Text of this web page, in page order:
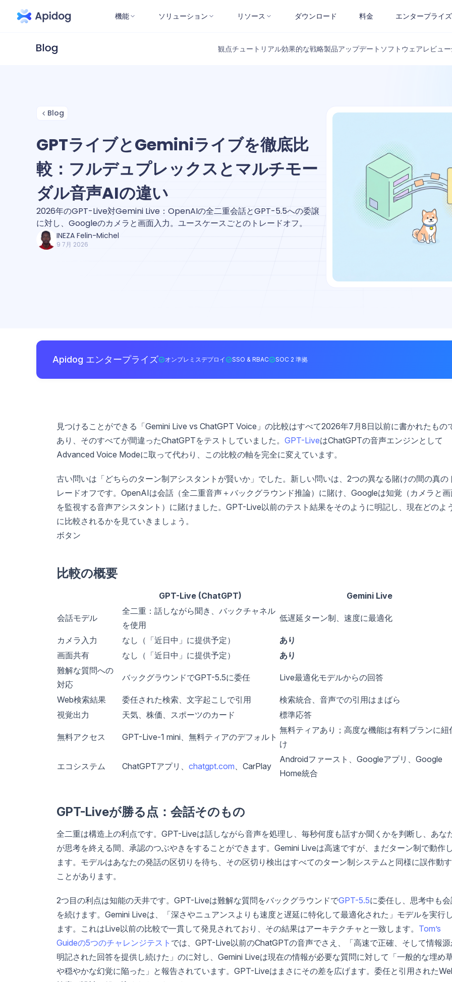
機能 ソリューション リソース ダウンロード 料金 エンタープライズ
観点チュートリアル効果的な戦略製品アップデート ソフトウェアレビュー
Blog
GPTライブとGeminiライブを徹底比
較：フルデュプレックスとマルチモー
ダル音声AIの違い
2026年のGPT-Live対Gemini Live：OpenAIの全二重会話とGPT-5.5への委譲
に対し、Googleのカメラと画面入力。ユースケースごとのトレードオフ。
INEZA Felin-Michel
9 7月 2026
Apidog エンタープライズ オンプレミスデプロイ SSO & RBAC SOC 2 準拠
見つけることができる「Gemini Live vs ChatGPT Voice」の比較はすべて2026年7月8日以前に書かれたもの
あり、そのすべてが間違ったChatGPTをテストしていました。 GPT-LiveはChatGPTの音声エンジンとして
Advanced Voice Modeに取って代わり、この比較の軸を完全に変えています。
古い問いは「どちらのターン制アシスタントが賢いか」でした。新しい問いは、2つの異なる賭けの間の真の
レードオフです。OpenAIは会話（全二重音声＋バックグラウンド推論）に賭け、Googleは知覚（カメラと
を監視する音声アシスタント）に賭けました。GPT-Live以前のテスト結果をそのように明記し、現在どのよ
に比較されるかを見ていきましょう。
ボタン
比較の概要
GPT-Live (ChatGPT) Gemini Live
会話モデル
全二重：話しながら聞き、バックチャネル
を使用
低遅延ターン制、速度に最適化
カメラ入力 なし（「近日中」に提供予定）
あり
画面共有
なし（「近日中」に提供予定）
あり
難解な質問への
対応
バックグラウンドでGPT-5.5に委任 Live最適化モデルからの回答
Web検索結果 委任された検索、文字起こしで引用
検索統合、音声での引用はまばら
視覚出力
天気、株価、スポーツのカード 標準応答
無料アクセス GPT-Live-1 mini、無料ティアのデフォルト
無料ティアあり；高度な機能は有料プランに紐
け
エコシステム ChatGPTアプリ、 chatgpt.com 、CarPlay
Androidファースト、Googleアプリ、Google
Home統合
GPT-Liveが勝る点：会話そのもの
全二重は構造上の利点です。GPT-Liveは話しながら音声を処理し、毎秒何度も話すか聞くかを判断し、あな
が思考を終える間、承認のつぶやきをすることができます。Gemini Liveは高速ですが、まだターン制で動作し
ます。モデルはあなたの発話の区切りを待ち、その区切り検出はすべてのターン制システムと同様に誤作動
ことがあります。
2つ目の利点は知能の天井です。GPT-Liveは難解な質問をバックグラウンドでGPT-5.5に委任し、思考中も
を続けます。Gemini Liveは、「深さやニュアンスよりも速度と遅延に特化して最適化された」モデルを実行し
ます。これはLive以前の比較で一貫して発見されており、その結果はアーキテクチャと一致します。 Tom’s
Guideの5つのチャレンジテスト では、GPT-Live以前のChatGPTの音声でさえ、「高速で正確、そして情報
明記された回答を提供し続けた」のに対し、Gemini Liveは現在の情報が必要な質問に対して「一般的な埋め
や穏やかな幻覚に陥った」と報告されています。GPT-Liveはまさにその差を広げます。委任と引用された